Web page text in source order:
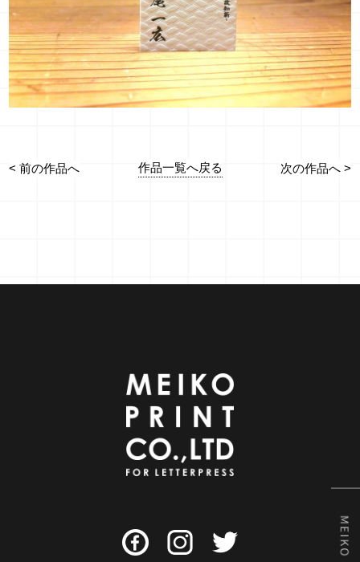
< 前の作品へ 作品一覧へ戻る 次の作品へ >